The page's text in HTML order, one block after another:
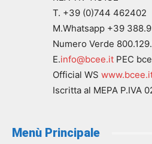
T. +39 (0)744 462402
M.Whatsapp +39
Numero Verde
E.info@bcee.it PEC
Official WS
Iscritta al MEPA P.IVA
Menù Principale